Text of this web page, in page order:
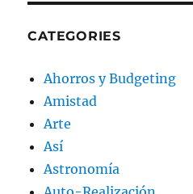
CATEGORIES
Ahorros y Budgeting
Amistad
Arte
Así
Astronomía